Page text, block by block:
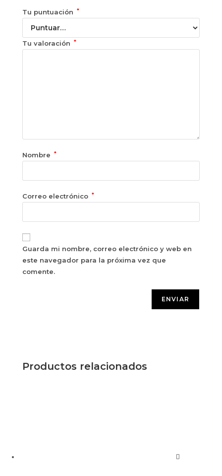
Tu puntuación *
Tu valoración *
Nombre *
Correo electrónico *
Guarda mi nombre, correo electrónico y web en
este navegador para la próxima vez que
comente.
Productos relacionados